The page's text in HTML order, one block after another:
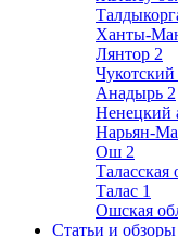
Ханты-
Лянтор 2
Анадырь 2
Ненецкий
Нарьян-
Ош 2
Таласская
Талас 1
Ошская
Статьи и обзоры